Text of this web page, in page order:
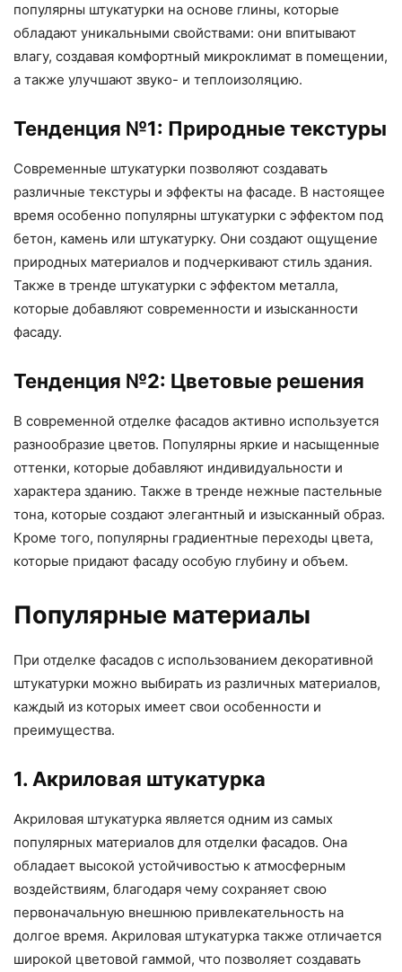
популярны штукатурки на основе глины, которые
обладают уникальными свойствами: они впитывают
влагу, создавая комфортный микроклимат в помещении,
а также улучшают звуко- и теплоизоляцию.
Тенденция №1: Природные текстуры
Современные штукатурки позволяют создавать
различные текстуры и эффекты на фасаде. В настоящее
время особенно популярны штукатурки с эффектом под
бетон, камень или штукатурку. Они создают ощущение
природных материалов и подчеркивают стиль здания.
Также в тренде штукатурки с эффектом металла,
которые добавляют современности и изысканности
фасаду.
Тенденция №2: Цветовые решения
В современной отделке фасадов активно используется
разнообразие цветов. Популярны яркие и насыщенные
оттенки, которые добавляют индивидуальности и
характера зданию. Также в тренде нежные пастельные
тона, которые создают элегантный и изысканный образ.
Кроме того, популярны градиентные переходы цвета,
которые придают фасаду особую глубину и объем.
Популярные материалы
При отделке фасадов с использованием декоративной
штукатурки можно выбирать из различных материалов,
каждый из которых имеет свои особенности и
преимущества.
1. Акриловая штукатурка
Акриловая штукатурка является одним из самых
популярных материалов для отделки фасадов. Она
обладает высокой устойчивостью к атмосферным
воздействиям, благодаря чему сохраняет свою
первоначальную внешнюю привлекательность на
долгое время. Акриловая штукатурка также отличается
широкой цветовой гаммой, что позволяет создавать